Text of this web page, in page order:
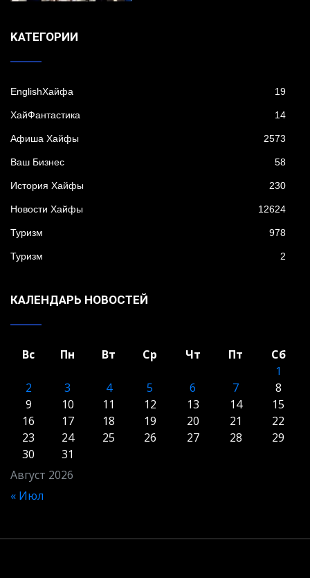
KАТЕГОРИИ
EnglishХайфа 19
XайФантастика 14
Афиша Хайфы 2573
Ваш Бизнес 58
История Хайфы 230
Новости Хайфы 12624
Туризм 978
Туризм 2
КАЛЕНДАРЬ НОВОСТЕЙ
Август 2026
Вс Пн Вт Ср Чт Пт
Сб
1
2
3 4 5 6 7
8
9
10 11 12 13 14
15
16
17 18 19 20 21
22
23
24 25 26 27 28
29
30
31
« Июл